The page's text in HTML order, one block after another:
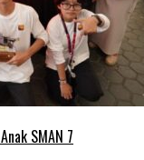
SMAN 7